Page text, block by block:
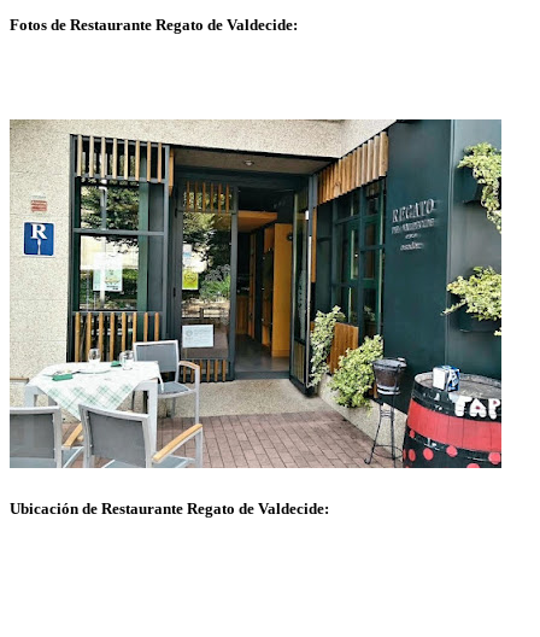
Fotos de Restaurante Regato de Valdecide:
Ubicación de Restaurante Regato de Valdecide: